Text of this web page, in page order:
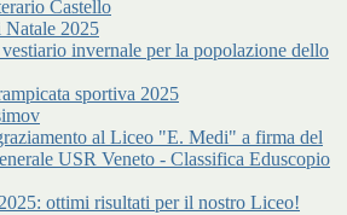
Castello
Natale 2025
invernale per la popolazione dello
sportiva 2025
al Liceo "E. Medi" a firma del
USR Veneto - Classifica Eduscopio
ottimi risultati per il nostro Liceo!